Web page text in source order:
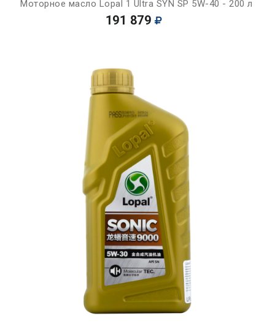
Моторное масло Lopal 1 Ultra SYN SP 5W-40 - 200 л
191 879